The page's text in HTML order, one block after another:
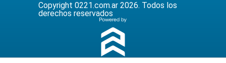
Copyright 0221.com.ar 2026. Todos los
derechos reservados